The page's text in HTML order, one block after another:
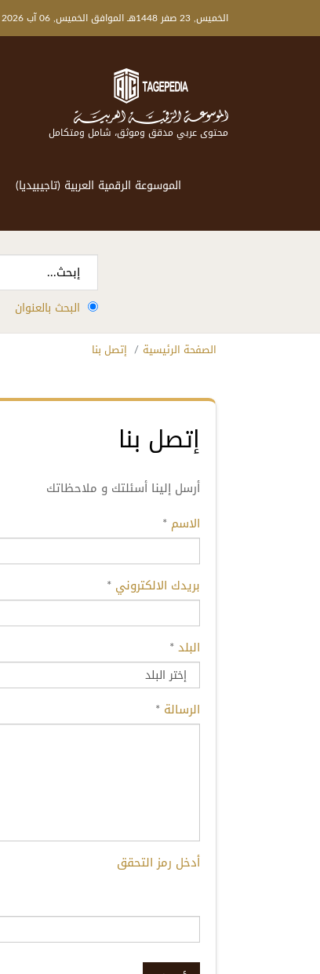
الخميس, 23 صفر 1448هـ الموافق الخميس, 06 آب 2026
محتوى عربي مدقق وموثق، شامل ومتكامل
الموسوعة الرقمية العربية (تاجيبيديا)
البحث بالعنوان
الصفحة الرئيسية إتصل بنا
إتصل بنا
أرسل إلينا أسئلتك و ملاحظاتك
الاسم *
بريدك الالكتروني *
البلد*
الرسالة *
أدخل رمز التحقق